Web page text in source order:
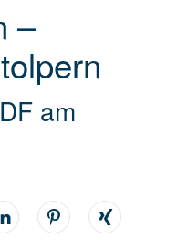
–
am